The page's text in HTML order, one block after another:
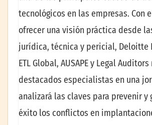
tecnológicos en las empresas. Con
ofrecer una visión práctica desde
jurídica, técnica y pericial, Deloitte
ETL Global, AUSAPE y Legal
destacados especialistas en una
analizará las claves para prevenir y
éxito los conflictos en